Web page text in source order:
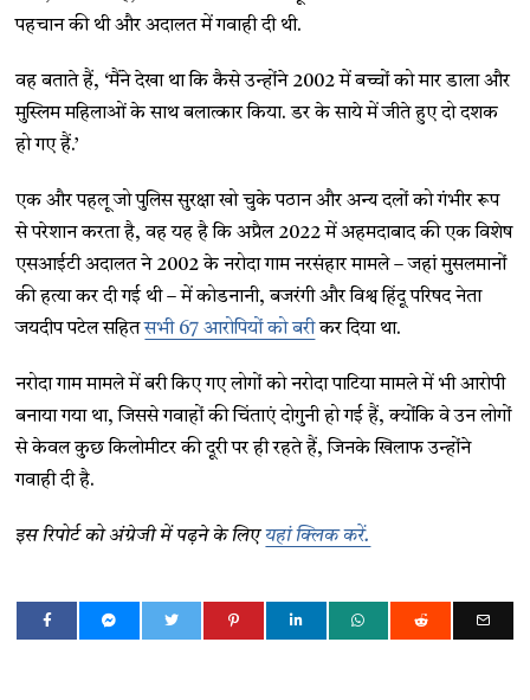
पहचान की थी और अदालत में गवाही दी थी.
वह बताते हैं, ​‘मैंने देखा था कि कैसे उन्होंने 2002 में बच्चों को मार डाला और
मुस्लिम महिलाओं के साथ बलात्कार किया. डर के साये में जीते हुए दो दशक
हो गए हैं.​’
एक और पहलू जो पुलिस सुरक्षा खो चुके पठान और अन्य दलों को गंभीर रूप
से परेशान करता है, वह यह है कि अप्रैल 2022 में अहमदाबाद की एक विशेष
एसआईटी अदालत ने 2002 के नरोदा गाम नरसंहार मामले – जहां मुसलमानों
की हत्या कर दी गई थी – में कोडनानी, बजरंगी और विश्व हिंदू परिषद नेता
जयदीप पटेल सहितसभी 67 आरोपियों को बरीकर दिया था.
नरोदा गाम मामले में बरी किए गए लोगों को नरोदा पाटिया मामले में भी आरोपी
बनाया गया था, जिससे गवाहों की चिंताएं दोगुनी हो गई हैं, क्योंकि वे उन लोगों
से केवल कुछ किलोमीटर की दूरी पर ही रहते हैं, जिनके खिलाफ उन्होंने
गवाही दी है.
इस रिपोर्ट को अंग्रेजी में पढ़ने के लिएयहां क्लिक करें.